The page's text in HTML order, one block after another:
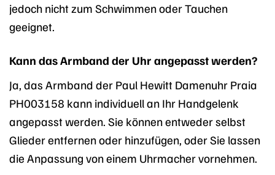
jedoch nicht zum Schwimmen oder Tauchen
geeignet.
Kann das Armband der Uhr angepasst werden?
Ja, das Armband der Paul Hewitt Damenuhr Praia
PH003158 kann individuell an Ihr Handgelenk
angepasst werden. Sie können entweder selbst
Glieder entfernen oder hinzufügen, oder Sie lassen
die Anpassung von einem Uhrmacher vornehmen.